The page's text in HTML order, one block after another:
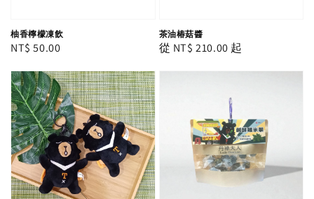
柚香檸檬凍飲
Regular
NT$ 50.00
茶油椿菇醬
Regular
從 NT$ 210.00 起